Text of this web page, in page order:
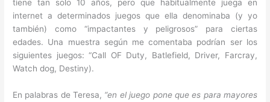
tiene tan solo 10 años, pero que habitualmente juega en
internet a determinados juegos que ella denominaba (y yo
también) como “impactantes y peligrosos” para ciertas
edades. Una muestra según me comentaba podrían ser los
siguientes juegos: “Call OF Duty, Batlefield, Driver, Farcray,
Watch dog, Destiny).
En palabras de Teresa, “en el juego pone que es para mayores